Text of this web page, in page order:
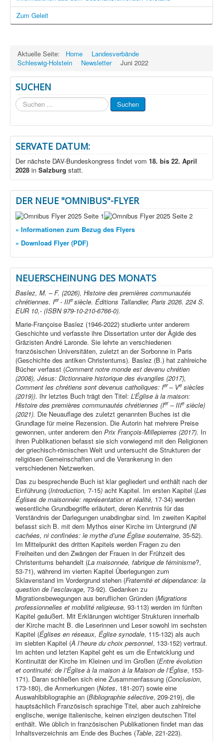
Zum Geleit
Aktuelle Seite: Home
Landesverbände
Schleswig-Holstein
Newsletter Juni 2022
SUCHEN
Suchen
...
Suchen
SERVATE DATUM:
Der nächste DAV-Bundeskongress findet vom 18. bis 22. April
2028 in Salzburg statt.
DER NEUE "OMNIBUS"-FLYER
» Informationen zum Bezug des Flyers
» Download Flyer (PDF)
NEUERSCHEINUNG DES MONATS
Baslez, M. – F. (2026), Histoire des premières communautés
chrétiennes. Ier- IIIe siècle. Éditions Tallandier, Paris 2026. 224 S.
EUR 10,- (ISBN 979-10-210-6766-0).
Marie-Françoise Baslez (1946-2022) studierte unter anderem
Geschichte und verfasste ihre Dissertation unter der Ägide des
Gräzisten André Laronde. Sie lehrte an verschiedenen
französischen Universitäten, zuletzt an der Sorbonne in Paris
(Geschichte des antiken Christentums). Baslez (B.) hat zahlreiche
Bücher verfasst (Comment notre monde est devenu chrétien
(2008), Jésus: Dictionnaire historique des évangiles (2017),
Comment les chrétiens sont devenus catholiques: Ier– Ve siècles
(2019)). Ihr letztes Buch trägt den Titel: L’Église à la maison:
Histoire des premières communautés chrétiennes (Ier– IIIe siècle)
(2021). Die Neuauflage des zuletzt genannten Buches ist die
Grundlage für meine Rezension. Die Autorin hat mehrere Preise
gewonnen, unter anderem den Prix François-Millepierres (2017). In
ihren Publikationen befasst sie sich vorwiegend mit den Religionen
der griechisch-römischen Welt und untersucht die Strukturen der
religiösen Gemeinschaften und die Verankerung in den
verschiedenen Netzwerken.
Das zu besprechende Buch ist klar gegliedert und enthält nach der
Einführung (Introduction, 7-15) acht Kapitel. Im ersten Kapitel (Les
Églises de maisonnée: représentation et réalité, 17-34) werden
wesentliche Grundbegriffe erläutert, deren Kenntnis für das
Verständnis der Darlegungen unabdingbar sind. Im zweiten Kapitel
befasst sich B. mit dem Mythos einer Kirche im Untergrund (Ni
cachées, ni confinées: le mythe d’une Église souterraine, 35-52).
Im Mittelpunkt des dritten Kapitels werden Fragen zu den
Freiheiten und den Zwängen der Frauen in der Frühzeit des
Christentums behandelt (La maisonnée, fabrique de féminisme?,
53-71), während im vierten Kapitel Überlegungen zum
Sklavenstand im Vordergrund stehen (Fraternité et dépendance: la
question de l’esclavage, 73-92). Gedanken zu
Migrationsbewegungen aus beruflichen Gründen (Migrations
professionnelles et mobilité religieuse, 93-113) werden im fünften
Kapitel geäußert. Mit Erklärungen wichtiger Strukturen innerhalb
der Kirche macht B. die Leserinnen und Leser sowohl im sechsten
Kapitel (Églises en réseaux, Église synodale, 115-132) als auch
im siebten Kapitel (À l’heure du choix personnel, 133-152) vertraut.
Im achten und letzten Kapitel geht es um die Entwicklung und
Kontinuität der Kirche im Kleinen und im Großen (Entre évolution
et continuité: de l’Église à la maison à la Maison de l’Église, 153-
171). Daran schließen sich eine Zusammenfassung (Conclusion,
173-180), die Anmerkungen (Notes, 181-207) sowie eine
Auswahlbibliographie an (Bibliographie sélective, 209-219), die
hauptsächlich Französisch sprachige Titel, aber auch zahlreiche
englische, wenige italienische, keinen einzigen deutschen Titel
enthält. Wie üblich in französischen Publikationen findet man das
Inhaltsverzeichnis am Ende des Buches (Table, 221-223).